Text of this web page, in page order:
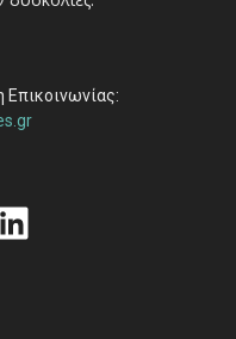
Επικοινωνίας: